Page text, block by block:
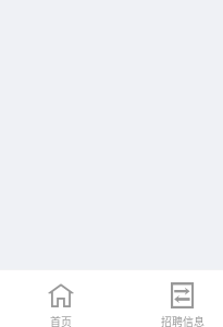
首页 招聘信息